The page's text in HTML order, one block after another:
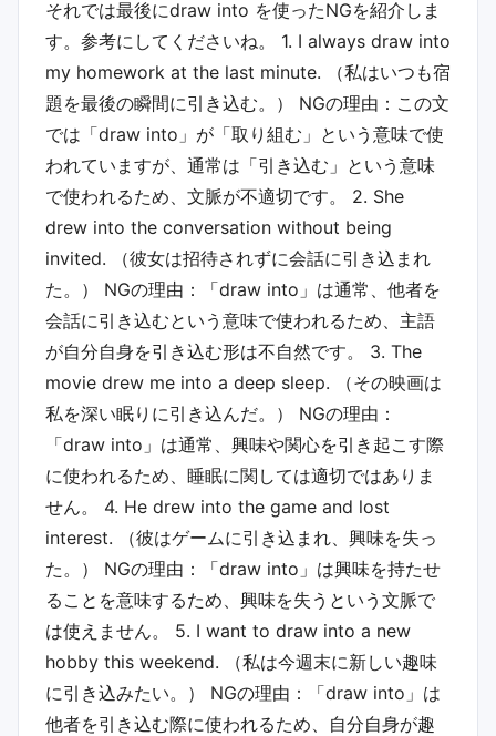
それでは最後に draw into を使ったNGを紹介しま
す。参考にしてくださいね。 1. I always draw into
my homework at the last minute. （私はいつも宿
題を最後の瞬間に引き込む。） NGの理由：この文
では「draw into」が「取り組む」という意味で使
われていますが、通常は「引き込む」という意味
で使われるため、文脈が不適切です。 2. She
drew into the conversation without being
invited. （彼女は招待されずに会話に引き込まれ
た。） NGの理由：「draw into」は通常、他者を
会話に引き込むという意味で使われるため、主語
が自分自身を引き込む形は不自然です。 3. The
movie drew me into a deep sleep. （その映画は
私を深い眠りに引き込んだ。） NGの理由：
「draw into」は通常、興味や関心を引き起こす際
に使われるため、睡眠に関しては適切ではありま
せん。 4. He drew into the game and lost
interest. （彼はゲームに引き込まれ、興味を失っ
た。） NGの理由：「draw into」は興味を持たせ
ることを意味するため、興味を失うという文脈で
は使えません。 5. I want to draw into a new
hobby this weekend. （私は今週末に新しい趣味
に引き込みたい。） NGの理由：「draw into」は
他者を引き込む際に使われるため、自分自身が趣